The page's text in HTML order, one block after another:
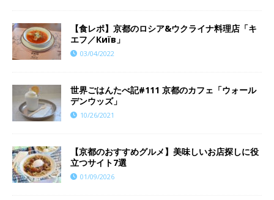
【食レポ】京都のロシア&ウクライナ料理店「キ
エフ／Київ」
03/04/2022
世界ごはんたべ記#111 京都のカフェ「ウォール
デンウッズ」
10/26/2021
【京都のおすすめグルメ】美味しいお店探しに役
立つサイト7選
01/09/2026